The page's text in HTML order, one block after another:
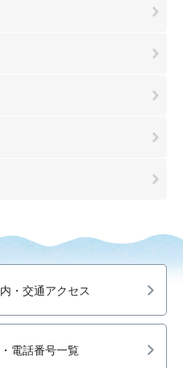
・交通アクセス
電話番号一覧